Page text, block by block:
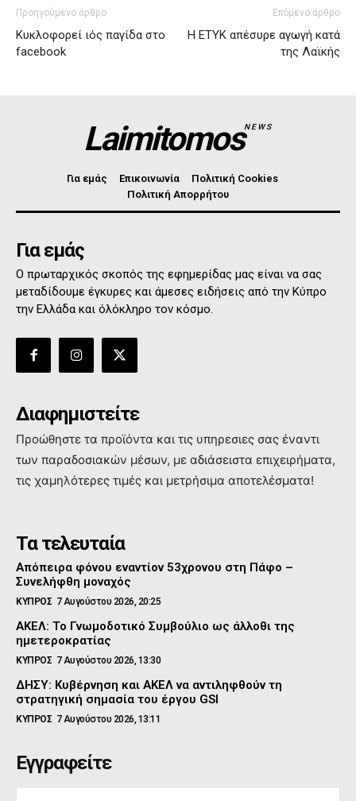
Προηγούμενο άρθρο
Κυκλοφορεί ιός παγίδα στο
facebook
Επόμενο άρθρο
Η ΕΤΥΚ απέσυρε αγωγή κατά
της Λαϊκής
LaimitomosNEWS
Για εμάς Επικοινωνία
Πολιτική Cookies
Πολιτική Απορρήτου
Για εμάς
Ο πρωταρχικός σκοπός της εφημερίδας μας είναι να σας
μεταδίδουμε έγκυρες και άμεσες ειδήσεις από την Κύπρο
την Ελλάδα και όλόκληρο τον κόσμο.
Διαφημιστείτε
Προώθηστε τα προϊόντα και τις υπηρεσιες σας έναντι
των παραδοσιακών μέσων, με αδιάσειστα επιχειρήματα,
τις χαμηλότερες τιμές και μετρήσιμα αποτελέσματα!
Τα τελευταία
Απόπειρα φόνου εναντίον 53χρονου στη Πάφο –
Συνελήφθη μοναχός
ΚΥΠΡΟΣ 7 Αυγούστου 2026, 20:25
ΑΚΕΛ: Το Γνωμοδοτικό Συμβούλιο ως άλλοθι της
ημετεροκρατίας
ΚΥΠΡΟΣ 7 Αυγούστου 2026, 13:30
ΔΗΣΥ: Κυβέρνηση και ΑΚΕΛ να αντιληφθούν τη
στρατηγική σημασία του έργου GSI
ΚΥΠΡΟΣ 7 Αυγούστου 2026, 13:11
Εγγραφείτε